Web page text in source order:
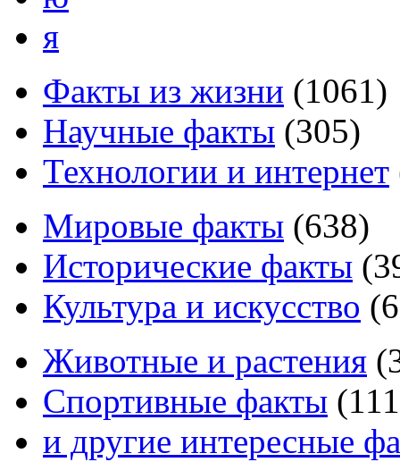
я
Факты из жизни (1061)
Научные факты (305)
Технологии и интернет
Мировые факты (638)
Исторические факты (
Культура и искусство (
Животные и растения (
Спортивные факты (111
и другие интересные